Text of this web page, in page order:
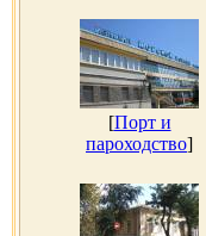
[Порт и
пароходство]